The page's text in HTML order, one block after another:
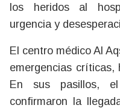
los heridos al
urgencia y
El centro médico Al
emergencias críticas,
En sus pasillos,
confirmaron la